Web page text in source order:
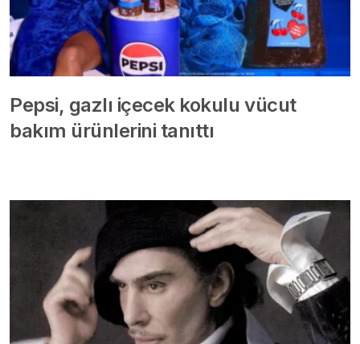
Pepsi, gazlı içecek kokulu vücut
bakım ürünlerini tanıttı